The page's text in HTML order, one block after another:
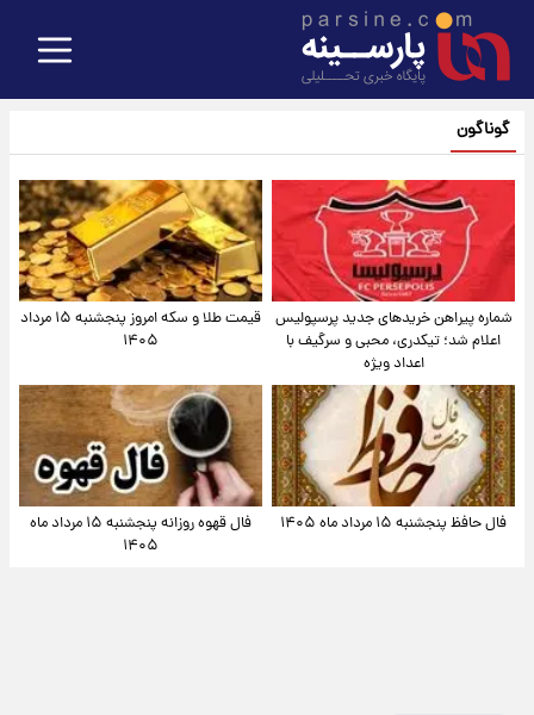
گوناگون
شماره پیراهن خریدهای جدید پرسپولیس
اعلام شد؛ تیکدری، محبی و سرگیف با
اعداد ویژه
قیمت طلا و سکه امروز پنجشنبه ۱۵ مرداد
۱۴۰۵
فال حافظ پنجشنبه ۱۵ مرداد ماه ۱۴۰۵
فال قهوه روزانه پنجشنبه ۱۵ مرداد ماه
۱۴۰۵